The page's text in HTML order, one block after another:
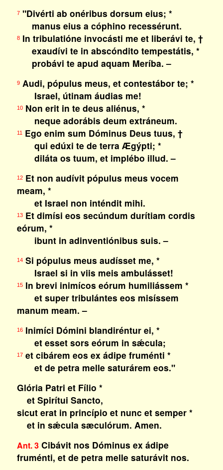
7"Divérti ab onéribus dorsum eius; *
manus eius a cóphino recessérunt.
8In tribulatióne invocásti me et liberávi te, †
exaudívi te in abscóndito tempestátis, *
probávi te apud aquam Meríba. –
9Audi, pópulus meus, et contestábor te; *
Israel, útinam áudias me!
10Non erit in te deus aliénus, *
neque adorábis deum extráneum.
11Ego enim sum Dóminus Deus tuus, †
qui edúxi te de terra Ægýpti; *
diláta os tuum, et implébo illud. –
12Et non audívit pópulus meus vocem
meam, *
et Israel non inténdit mihi.
13Et dimísi eos secúndum durítiam cordis
eórum, *
ibunt in adinventiónibus suis. –
14Si pópulus meus audísset me, *
Israel si in viis meis ambulásset!
15In brevi inimícos eórum humiliássem *
et super tribulántes eos misíssem
manum meam. –
16Inimíci Dómini blandiréntur ei, *
et esset sors eórum in sǽcula;
17et cibárem eos ex ádipe fruménti *
et de petra melle saturárem eos."
Glória Patri et Fílio *
et Spirítui Sancto,
sicut erat in princípio et nunc et semper *
et in sǽcula sæculórum. Amen.
Ant. 3Cibávit nos Dóminus ex ádipe
fruménti, et de petra melle saturávit nos.